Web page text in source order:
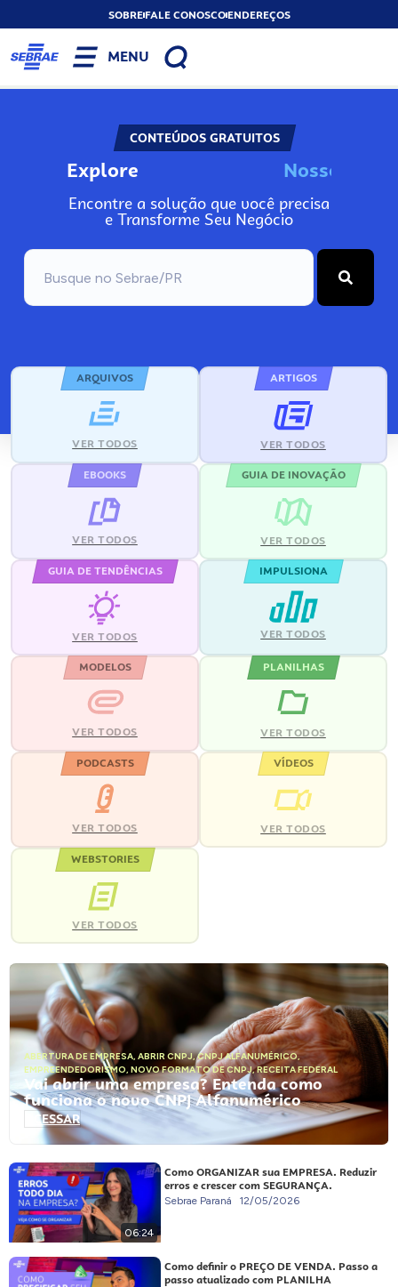
SOBREFALE CONOSCOENDEREÇOS
MENU
CONTEÚDOS GRATUITOS
Explore Nos
Encontre a solução que você precisa
e Transforme Seu Negócio
ARQUIVOS
VER TODOS
ARTIGOS
VER TODOS
EBOOKS
VER TODOS
GUIA DE INOVAÇÃO
VER TODOS
GUIA DE TENDÊNCIAS
VER TODOS
IMPULSIONA
VER TODOS
MODELOS
VER TODOS
PLANILHAS
VER TODOS
PODCASTS
VER TODOS
VÍDEOS
VER TODOS
WEBSTORIES
VER TODOS
ABERTURA DE EMPRESA, ABRIR CNPJ,CNPJ ALFANUMÉRICO,
EMPREENDEDORISMO, NOVO FORMATO DE CNPJ,RECEITA FEDERAL
Vai abrir uma empresa? Entenda como
funciona o novo CNPJ Alfanumérico
ACESSAR
06:24
Como ORGANIZAR sua EMPRESA. Reduzir
erros e crescer com SEGURANÇA.
Sebrae Paraná 12/05/2026
Como definir o PREÇO DE VENDA. Passo a
passo atualizado com PLANILHA